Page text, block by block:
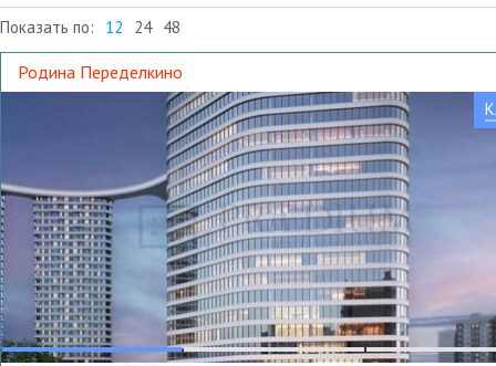
Показать по: 12 24 48
Родина Переделкино